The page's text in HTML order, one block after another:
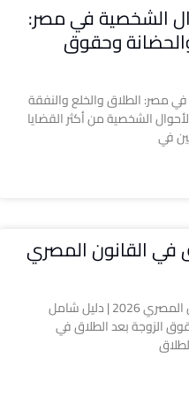
الشخصية في مصر:
وحقوق
مصر: الطلاق والخلع والنفقة
الشخصية من أكثر القضايا
في
في القانون المصري
حقوق الزوجة بعد الطلاق في القانون المصري 2026 | دليل شامل
الزوجة بعد الطلاق في